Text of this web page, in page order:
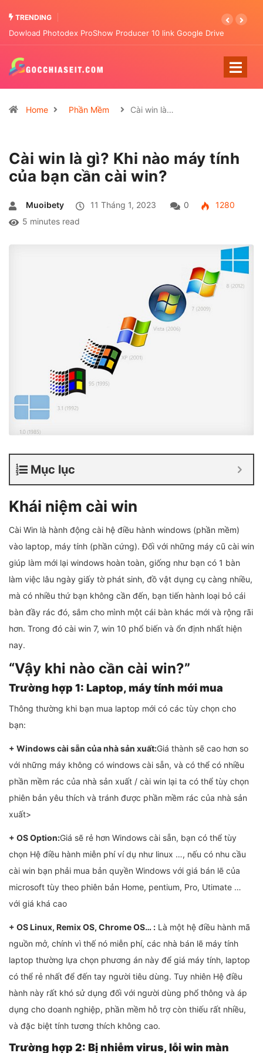
TRENDING
Dowload Photodex ProShow Producer 10 link Google DriveTải Letasoft
Home Phần Mềm Cài win là…
Cài win là gì? Khi nào máy tính
của bạn cần cài win?
Muoibety 11 Tháng 1, 2023 0
1280
5 minutes read
Mục lục
Khái niệm cài win
Cài Win là hành động cài hệ điều hành windows (phần mềm)
vào laptop, máy tính (phần cứng). Đối với những máy cũ cài win
giúp làm mới lại windows hoàn toàn, giống như bạn có 1 bàn
làm việc lâu ngày giấy tờ phát sinh, đồ vật dụng cụ càng nhiều,
mà có nhiều thứ bạn không cần đến, bạn tiến hành loại bỏ cái
bàn đầy rác đó, sắm cho mình một cái bàn khác mới và rộng rãi
hơn. Trong đó cài win 7, win 10 phổ biến và ổn định nhất hiện
nay.
“Vậy khi nào cần cài win?”
Trường hợp 1: Laptop, máy tính mới mua
Thông thường khi bạn mua laptop mới có các tùy chọn cho
bạn:
+ Windows cài sẵn của nhà sản xuất:Giá thành sẽ cao hơn so
với những máy không có windows cài sẵn, và có thể có nhiều
phần mềm rác của nhà sản xuất / cài win lại ta có thể tùy chọn
phiên bản yêu thích và tránh được phần mềm rác của nhà sản
xuất>
+ OS Option:Giá sẽ rẻ hơn Windows cài sẵn, bạn có thể tùy
chọn Hệ điều hành miễn phí ví dụ như linux …, nếu có nhu cầu
cài win bạn phải mua bản quyền Windows với giá bán lẽ của
microsoft tùy theo phiên bản Home, pentium, Pro, Utimate …
với giá khá cao
+ OS Linux, Remix OS, Chrome OS… : Là một hệ điều hành mã
nguồn mở, chính vì thế nó miễn phí, các nhà bán lẽ máy tính
laptop thường lựa chọn phương án này để giá máy tính, laptop
có thể rẻ nhất để đến tay người tiêu dùng. Tuy nhiên Hệ điều
hành này rất khó sử dụng đối với người dùng phổ thông và áp
dụng cho doanh nghiệp, phần mềm hỗ trợ còn thiếu rất nhiều,
và đặc biệt tính tương thích không cao.
Trường hợp 2: Bị nhiễm virus, lỗi win màn